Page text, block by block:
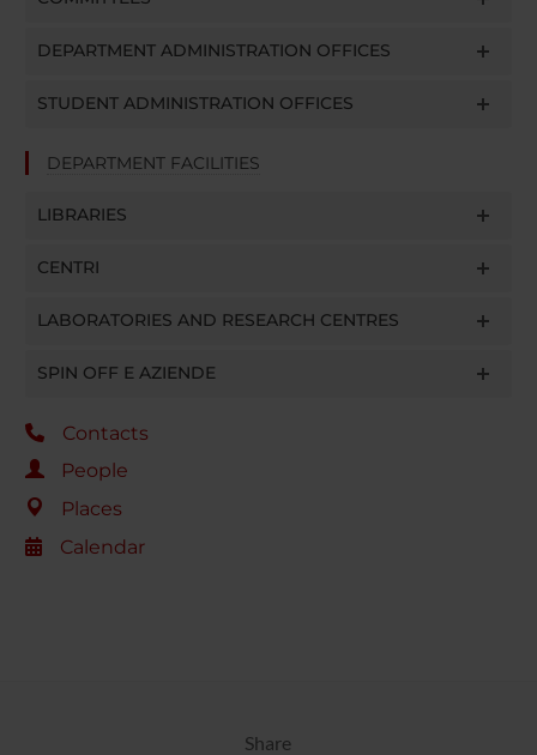
DEPARTMENT ADMINISTRATION OFFICES
STUDENT ADMINISTRATION OFFICES
DEPARTMENT FACILITIES
LIBRARIES
CENTRI
LABORATORIES AND RESEARCH CENTRES
SPIN OFF E AZIENDE
Contacts
People
Places
Calendar
Share